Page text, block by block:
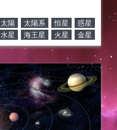
太陽 太陽系 恒星
惑星
水星 海王星 火星 金星